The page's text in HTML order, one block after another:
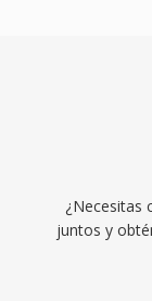
¿Necesitas
juntos y